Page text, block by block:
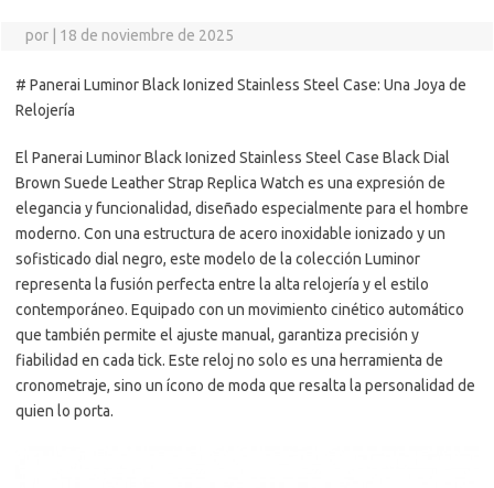
por 18 de noviembre de 2025
# Panerai Luminor Black Ionized Stainless Steel Case: Una Joya de
Relojería
El Panerai Luminor Black Ionized Stainless Steel Case Black Dial
Brown Suede Leather Strap Replica Watch es una expresión de
elegancia y funcionalidad, diseñado especialmente para el hombre
moderno. Con una estructura de acero inoxidable ionizado y un
sofisticado dial negro, este modelo de la colección Luminor
representa la fusión perfecta entre la alta relojería y el estilo
contemporáneo. Equipado con un movimiento cinético automático
que también permite el ajuste manual, garantiza precisión y
fiabilidad en cada tick. Este reloj no solo es una herramienta de
cronometraje, sino un ícono de moda que resalta la personalidad de
quien lo porta.